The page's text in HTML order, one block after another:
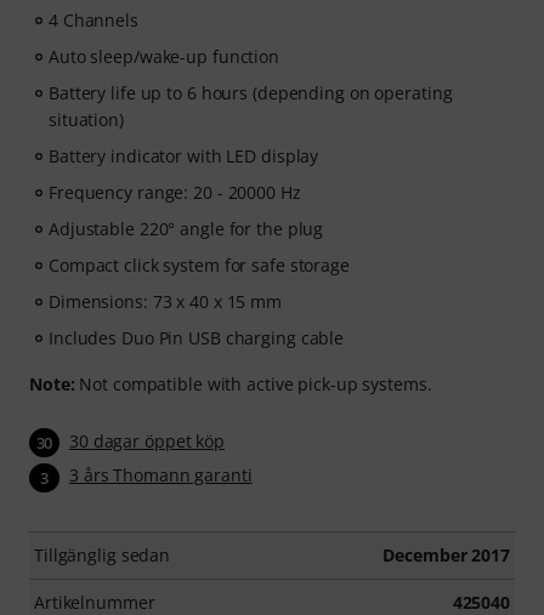
4 Channels
Auto sleep/wake-up function
Battery life up to 6 hours (depending on operating
situation)
Battery indicator with LED display
Frequency range: 20 - 20000 Hz
Adjustable 220° angle for the plug
Compact click system for safe storage
Dimensions: 73 x 40 x 15 mm
Includes Duo Pin USB charging cable
Note: Not compatible with active pick-up systems.
30 30 dagar öppet köp
3 3 års Thomann garanti
Tillgänglig sedan December 2017
Artikelnummer 425040